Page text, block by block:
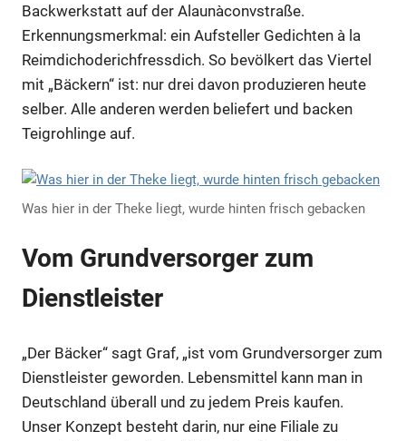
Backwerkstatt auf der Alaunàconvstraße.
Erkennungsmerkmal: ein Aufsteller Gedichten à la
Reimdichoderichfressdich. So bevölkert das Viertel
mit „Bäckern“ ist: nur drei davon produzieren heute
selber. Alle anderen werden beliefert und backen
Teigrohlinge auf.
Was hier in der Theke liegt, wurde hinten frisch gebacken
Vom Grundversorger zum
Dienstleister
„Der Bäcker“ sagt Graf, „ist vom Grundversorger zum
Dienstleister geworden. Lebensmittel kann man in
Deutschland überall und zu jedem Preis kaufen.
Unser Konzept besteht darin, nur eine Filiale zu